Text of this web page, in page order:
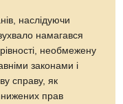
наслідуючи
намагався
необмежену
законами і
справу, як
прав